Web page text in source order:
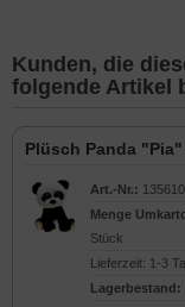
Kunden, die
folgende Artikel
Plüsch Panda "Pia"
Art.-Nr.: 135610
Menge
Stück
Lieferzeit: 1-3
Lagerbestand: